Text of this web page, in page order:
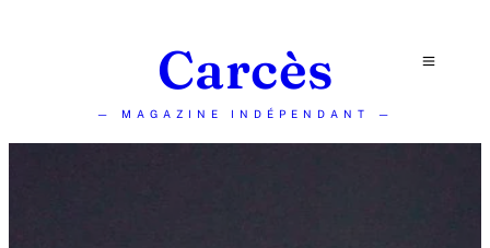
Carcès
— MAGAZINE INDÉPENDANT —